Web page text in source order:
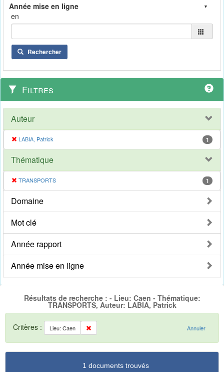
en
Rechercher
Filtres
Auteur
LABIA, Patrick 1
Thématique
TRANSPORTS 1
Domaine
Mot clé
Année rapport
Année mise en ligne
Résultats de recherche : - Lieu: Caen - Thématique:
TRANSPORTS, Auteur: LABIA, Patrick
Critères : Lieu: Caen Annuler
1 documents trouvés